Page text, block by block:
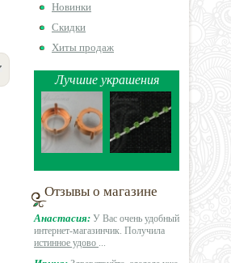
Новинки
Скидки
Хиты продаж
Лучшие украшения
Отзывы о магазине
Анастасия: У Вас очень удобный
интернет-магазинчик. Получила
истинное удово ...